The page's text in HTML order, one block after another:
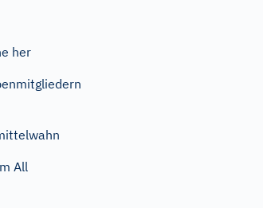
her
All